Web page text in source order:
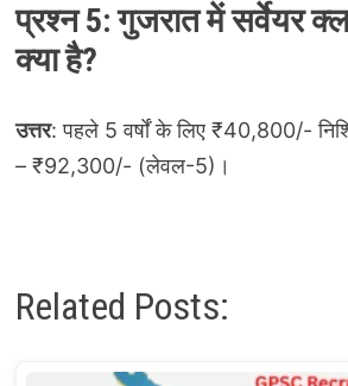
प्रश्न 5: गुजरात में सर्वेयर
क्या है?
उत्तर: पहले 5 वर्षों के लिए ₹40,800/-
– ₹92,300/- (लेवल-5)।
Related Posts: